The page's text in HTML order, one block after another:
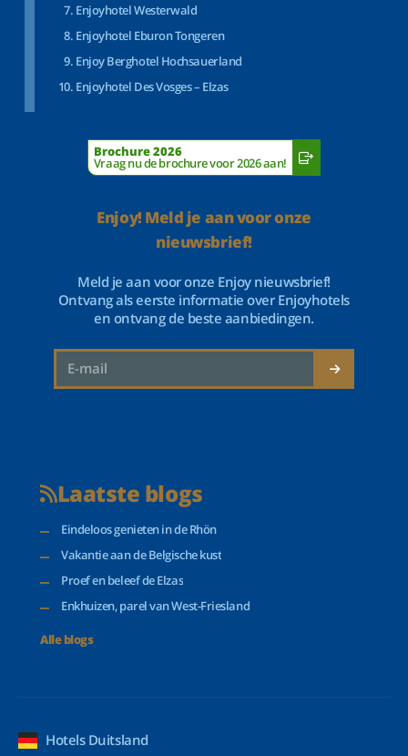
Enjoyhotel Westerwald
Enjoyhotel Eburon Tongeren
Enjoy Berghotel Hochsauerland
Enjoyhotel Des Vosges – Elzas
Brochure 2026
Vraag nu de brochure voor 2026 aan!
Enjoy! Meld je aan voor onze
nieuwsbrief!
Meld je aan voor onze Enjoy nieuwsbrief!
Ontvang als eerste informatie over Enjoyhotels
en ontvang de beste aanbiedingen.
Laatste blogs
Eindeloos genieten in de Rhön
Vakantie aan de Belgische kust
Proef en beleef de Elzas
Enkhuizen, parel van West-Friesland
Alle blogs
Hotels Duitsland